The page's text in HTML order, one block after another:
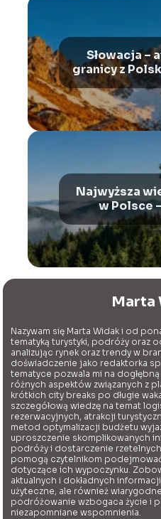
Słowacja –
granicy z
Najwyższa
w Polsce
Marta
Nazywam się Marta Widak i od
tematyką turystyki, podróży oraz
analizując rynek oraz trendy w
doświadczenie jako redaktorka
tematyce pozwala mi na
różnych aspektów związanych z
krótkich city breaks po długie
szczegółową wiedzę na temat
rezerwacyjnych, atrakcji
metod optymalizacji budżetu
uproszczenie skomplikowanych
podróży i dostarczenie
pomogą czytelnikom
dotyczące ich wypoczynku.
aktualnych i dokładnych
użyteczne, ale również
podróżowanie wzbogaca życie i
niezapomniane wspomnienia.